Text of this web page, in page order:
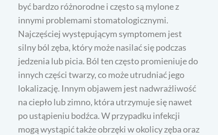
być bardzo różnorodne i często są mylone z
innymi problemami stomatologicznymi.
Najczęściej występującym symptomem jest
silny ból zęba, który może nasilać się podczas
jedzenia lub picia. Ból ten często promieniuje do
innych części twarzy, co może utrudniać jego
lokalizację. Innym objawem jest nadwrażliwość
na ciepło lub zimno, która utrzymuje się nawet
po ustąpieniu bodźca. W przypadku infekcji
mogą wystąpić także obrzęki w okolicy zęba oraz